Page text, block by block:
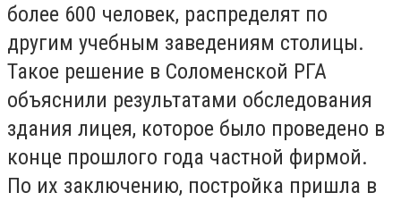
более 600 человек, распределят по
другим учебным заведениям столицы.
Такое решение в Соломенской РГА
объяснили результатами обследования
здания лицея, которое было проведено в
конце прошлого года частной фирмой.
По их заключению, постройка пришла в